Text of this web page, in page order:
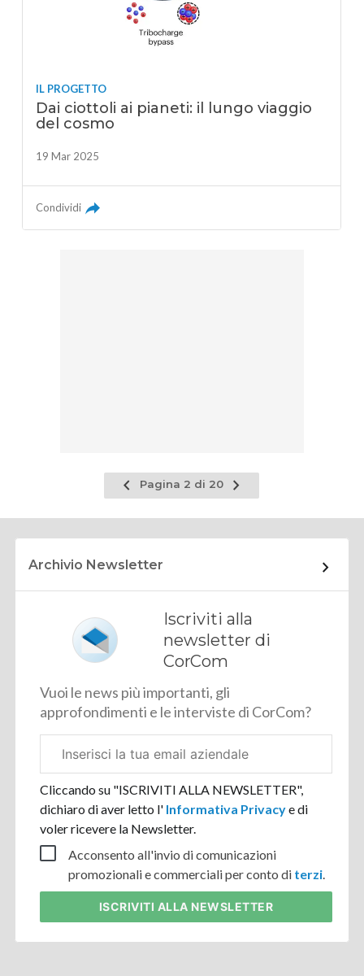
IL PROGETTO
Dai ciottoli ai pianeti: il lungo viaggio
del cosmo
19 Mar 2025
Condividi
Pagina
precedente
Pagina 2 di 20
Pagina
successiva
Archivio Newsletter
Iscriviti alla
newsletter di
CorCom
Vuoi le news più importanti, gli
approfondimenti e le interviste di CorCom?
aziendale
Cliccando su "ISCRIVITI ALLA NEWSLETTER",
dichiaro di aver letto l' Informativa Privacye di
voler ricevere la Newsletter.
Acconsento all'invio di comunicazioni
promozionali e commerciali per conto di terzi.
ISCRIVITI ALLA NEWSLETTER